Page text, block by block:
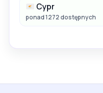
Cypr
ponad 1272 dostępnych